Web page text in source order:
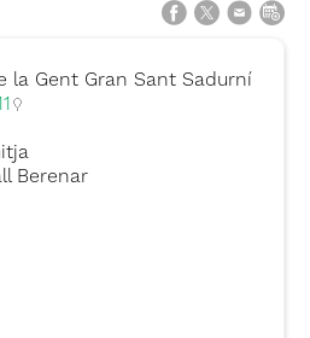
la Gent Gran Sant Sadurní
Berenar